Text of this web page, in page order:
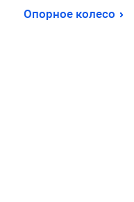
Опорное колесо